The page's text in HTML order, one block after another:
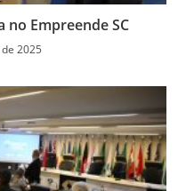
no Empreende SC
2025